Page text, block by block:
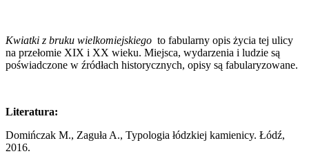
Kwiatki z bruku wielkomiejskiego to fabularny opis życia tej ulicy
na przełomie XIX i XX wieku. Miejsca, wydarzenia i ludzie są
poświadczone w źródłach historycznych, opisy są fabularyzowane.
Literatura:
Domińczak M., Zaguła A., Typologia łódzkiej kamienicy. Łódź,
2016.